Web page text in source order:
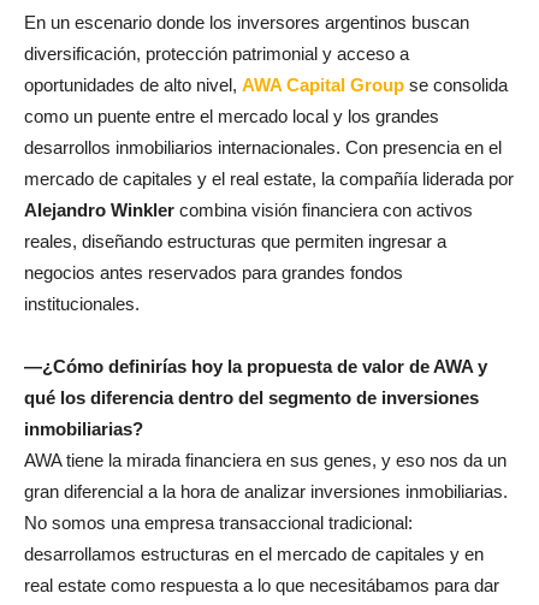
En un escenario donde los inversores argentinos buscan
diversificación, protección patrimonial y acceso a
oportunidades de alto nivel, AWA Capital Group se consolida
como un puente entre el mercado local y los grandes
desarrollos inmobiliarios internacionales. Con presencia en el
mercado de capitales y el real estate, la compañía liderada por
Alejandro Winkler combina visión financiera con activos
reales, diseñando estructuras que permiten ingresar a
negocios antes reservados para grandes fondos
institucionales.
—¿Cómo definirías hoy la propuesta de valor de AWA y
qué los diferencia dentro del segmento de inversiones
inmobiliarias?
AWA tiene la mirada financiera en sus genes, y eso nos da un
gran diferencial a la hora de analizar inversiones inmobiliarias.
No somos una empresa transaccional tradicional:
desarrollamos estructuras en el mercado de capitales y en
real estate como respuesta a lo que necesitábamos para dar